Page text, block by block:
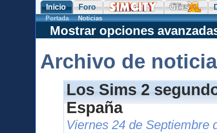
Inicio Foro
Portada Noticias
Mostrar opciones
Archivo de
Los Sims 2
España
Viernes 24 de Septiembre